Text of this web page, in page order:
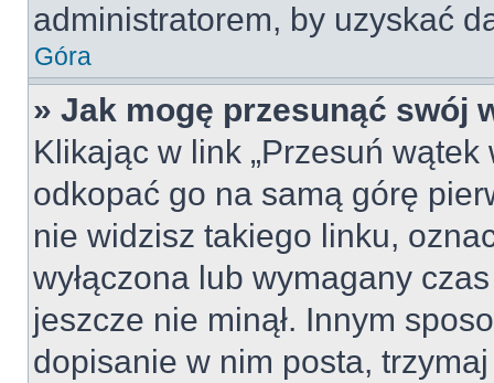
administratorem, by uzyskać
Góra
» Jak mogę przesunąć swój
Klikając w link „Przesuń
odkopać go na samą górę
nie widzisz takiego linku,
wyłączona lub wymagany
jeszcze nie minął. Innym
dopisanie w nim posta,